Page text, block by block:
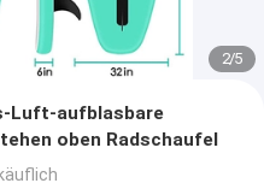
2/5
Luft-aufblasbare
oben Radschaufel